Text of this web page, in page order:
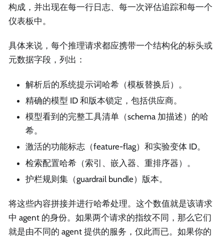
构成，并出现在每一行日志、每一次评估追踪和每一个
仪表板中。
具体来说，每个推理请求都应携带一个结构化的标头或
元数据字段，列出：
解析后的系统提示词哈希（模板替换后）。
精确的模型 ID 和版本锁定，包括供应商。
模型看到的完整工具清单（schema 加描述）的哈
希。
激活的功能标志（feature-flag）和实验变体 ID。
检索配置哈希（索引、嵌入器、重排序器）。
护栏规则集（guardrail bundle）版本。
将这些内容拼接并进行哈希处理。这个数值就是该请求
中 agent 的身份。如果两个请求的指纹不同，那么它们
就是由不同的 agent 提供的服务，仅此而已。如果你的